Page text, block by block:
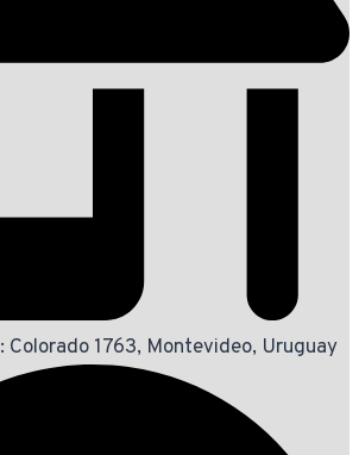
: Colorado 1763, Montevideo, Uruguay